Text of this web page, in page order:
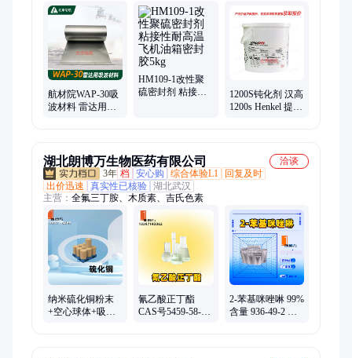
空液压油、航空润滑脂、航空冷却液、航空清洗剂、飞马2号润
滑油、2号防护油、j-133胶粘剂、10号航空液压油、15号航空液
压油、65号冷却液、中石化系列润滑油脂、中石油系列润滑油脂
航材院WAP-30吸
波材料 雷达用泡
HM109-1改性聚
硫密封剂 粘接性
1200S钝化剂 汉高
1200s Henkel 提供
湖北朗博万生物医药有限公司
洽谈
3年 档 安心购 综合体验L1
回复及时
出价迅速
真实性已核验 湖北武汉
主营： 全氟三丁胺、木质素、吉氏色素
纳米硫化铜粉末
+空心球体+吸波
氰乙酸正丁酯
CAS号5459-58-5
2-苯基咪唑啉 99%
含量 936-49-2 工